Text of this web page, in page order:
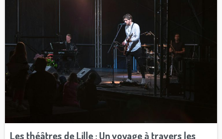
Les théâtres de Lille : Un voyage à travers les